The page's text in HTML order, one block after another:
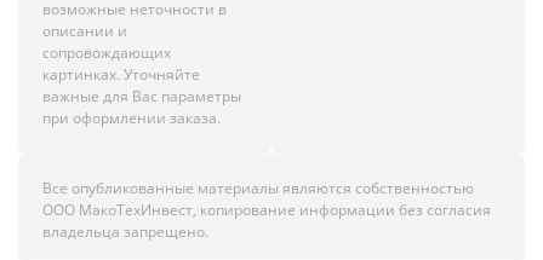
возможные неточности в
описании и
сопровождающих
картинках. Уточняйте
важные для Вас параметры
при оформлении заказа.
Все опубликованные материалы являются собственностью
ООО МакоТехИнвест, копирование информации без согласия
владельца запрещено.